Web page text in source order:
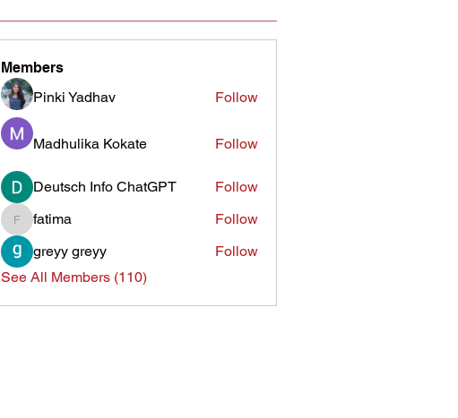
Members
Pinki Yadhav
Follow
Madhulika Kokate Follow
Deutsch Info ChatGPT Follow
fatima
fatima
Follow
greyy greyy
Follow
See All Members (110)